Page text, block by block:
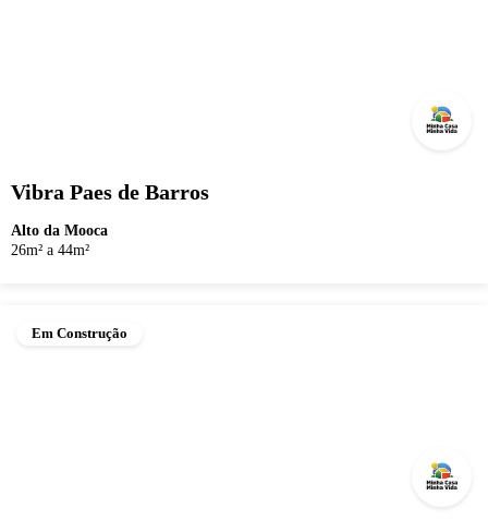
Vibra Paes de Barros
Alto da Mooca
26m² a 44m²
Em Construção